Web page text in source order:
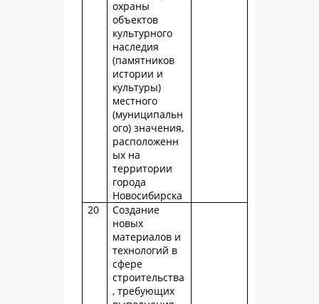
охраны
объектов
культурного
наследия
(памятников
истории и
культуры)
местного
(муниципальн
ого) значения,
расположенн
ых на
территории
города
Новосибирска
20
Создание
новых
материалов и
технологий в
сфере
строительства
, требующих